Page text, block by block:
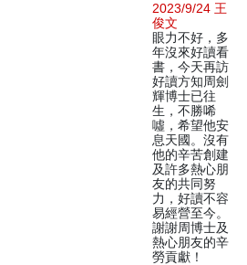
2023/9/24 王
俊文
眼力不好，多
年沒來好讀看
書，今天再訪
好讀方知周劍
輝博士已往
生，不勝唏
噓，希望他安
息天國。沒有
他的辛苦創建
及許多熱心朋
友的共同努
力，好讀不容
易經營至今。
謝謝周博士及
熱心朋友的辛
勞貢獻！